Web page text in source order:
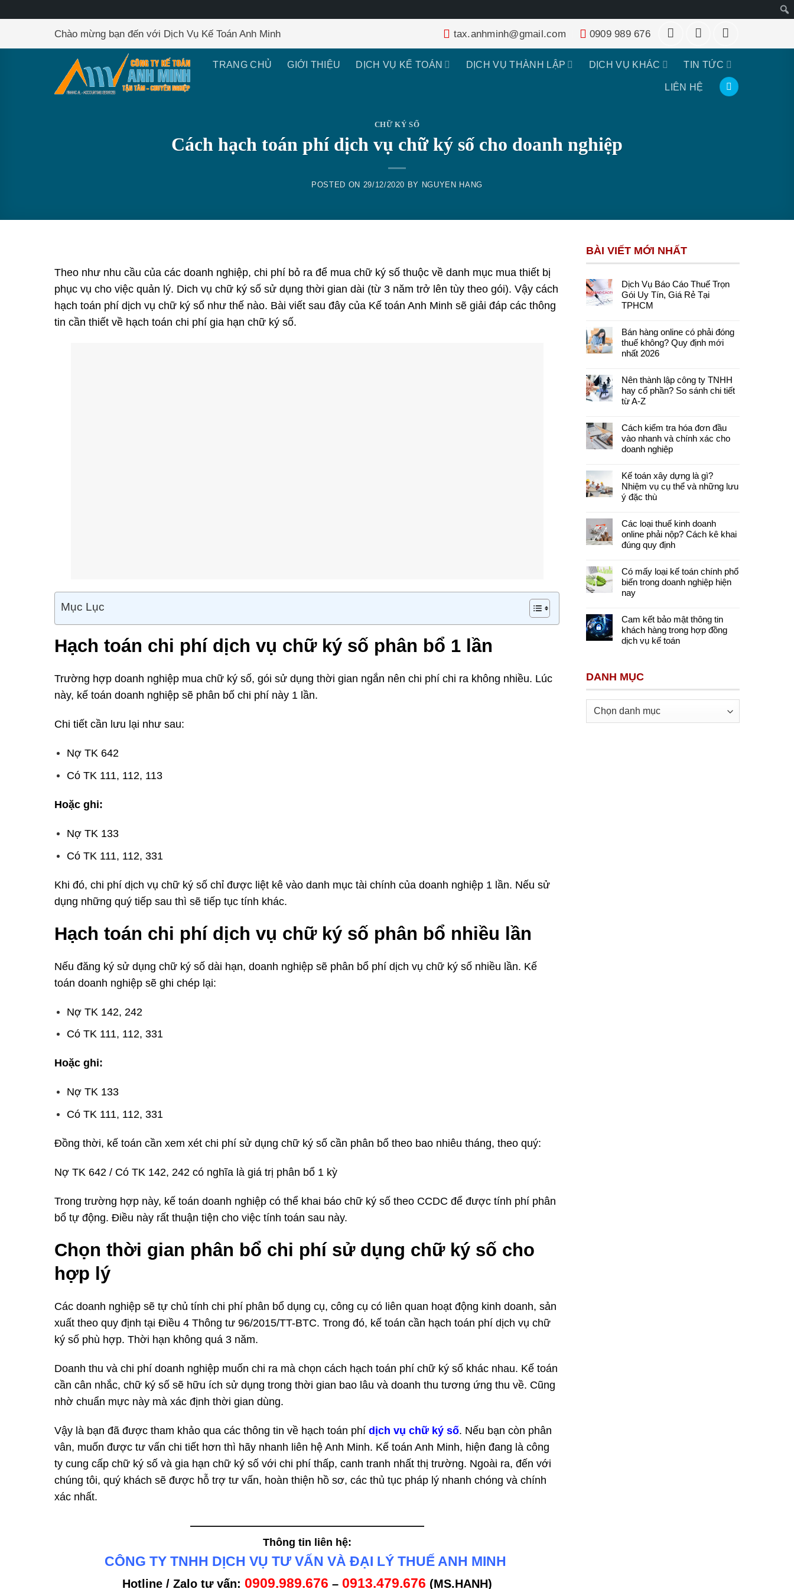
kiếm
Chào mừng bạn đến với Dịch Vụ Kế Toán Anh Minh tax.anhminh@gmail.com 0909 989 676
TRANG CHỦ GIỚI THIỆU DỊCH VỤ KẾ TOÁN DỊCH VỤ THÀNH LẬP DỊCH VỤ KHÁC TIN TỨC
LIÊN HỆ
CHỮ KÝ SỐ
Cách hạch toán phí dịch vụ chữ ký số cho doanh nghiệp
POSTED ON 29/12/2020 BY NGUYEN HANG
Theo như nhu cầu của các doanh nghiệp, chi phí bỏ ra để mua chữ ký số thuộc về danh mục mua thiết bị
phục vụ cho việc quản lý. Dich vụ chữ ký số sử dụng thời gian dài (từ 3 năm trở lên tùy theo gói). Vậy cách
hạch toán phí dịch vụ chữ ký số như thế nào. Bài viết sau đây của Kế toán Anh Minh sẽ giải đáp các thông
tin cần thiết về hạch toán chi phí gia hạn chữ ký số.
Mục Lục
Hạch toán chi phí dịch vụ chữ ký số phân bổ 1 lần
Trường hợp doanh nghiệp mua chữ ký số, gói sử dụng thời gian ngắn nên chi phí chi ra không nhiều. Lúc
này, kế toán doanh nghiệp sẽ phân bố chi phí này 1 lần.
Chi tiết cần lưu lại như sau:
Nợ TK 642
Có TK 111, 112, 113
Hoặc ghi:
Nợ TK 133
Có TK 111, 112, 331
Khi đó, chi phí dịch vụ chữ ký số chỉ được liệt kê vào danh mục tài chính của doanh nghiệp 1 lần. Nếu sử
dụng những quý tiếp sau thì sẽ tiếp tục tính khác.
Hạch toán chi phí dịch vụ chữ ký số phân bổ nhiều lần
Nếu đăng ký sử dụng chữ ký số dài hạn, doanh nghiệp sẽ phân bổ phí dịch vụ chữ ký số nhiều lần. Kế
toán doanh nghiệp sẽ ghi chép lại:
Nợ TK 142, 242
Có TK 111, 112, 331
Hoặc ghi:
Nợ TK 133
Có TK 111, 112, 331
Đồng thời, kế toán cần xem xét chi phí sử dụng chữ ký số cần phân bổ theo bao nhiêu tháng, theo quý:
Nợ TK 642 / Có TK 142, 242 có nghĩa là giá trị phân bổ 1 kỳ
Trong trường hợp này, kế toán doanh nghiệp có thể khai báo chữ ký số theo CCDC để được tính phí phân
bổ tự động. Điều này rất thuận tiện cho việc tính toán sau này.
Chọn thời gian phân bổ chi phí sử dụng chữ ký số cho
hợp lý
Các doanh nghiệp sẽ tự chủ tính chi phí phân bổ dụng cụ, công cụ có liên quan hoạt động kinh doanh, sản
xuất theo quy định tại Điều 4 Thông tư 96/2015/TT-BTC. Trong đó, kế toán cần hạch toán phí dịch vụ chữ
ký số phù hợp. Thời hạn không quá 3 năm.
Doanh thu và chi phí doanh nghiệp muốn chi ra mà chọn cách hạch toán phí chữ ký số khác nhau. Kế toán
cần cân nhắc, chữ ký số sẽ hữu ích sử dụng trong thời gian bao lâu và doanh thu tương ứng thu về. Cũng
nhờ chuẩn mực này mà xác định thời gian dùng.
Vậy là bạn đã được tham khảo qua các thông tin về hạch toán phí dịch vụ chữ ký số. Nếu bạn còn phân
vân, muốn được tư vấn chi tiết hơn thì hãy nhanh liên hệ Anh Minh. Kế toán Anh Minh, hiện đang là công
ty cung cấp chữ ký số và gia hạn chữ ký số với chi phí thấp, canh tranh nhất thị trường. Ngoài ra, đến với
chúng tôi, quý khách sẽ được hỗ trợ tư vấn, hoàn thiện hồ sơ, các thủ tục pháp lý nhanh chóng và chính
xác nhất.
——————————————————————
Thông tin liên hệ:
CÔNG TY TNHH DỊCH VỤ TƯ VẤN VÀ ĐẠI LÝ THUẾ ANH MINH
Hotline / Zalo tư vấn: 0909.989.676 – 0913.479.676 (MS.HẠNH)
BÀI VIẾT MỚI NHẤT
Dịch Vụ Báo Cáo Thuế Trọn
Gói Uy Tín, Giá Rẻ Tại
TPHCM
Bán hàng online có phải đóng
thuế không? Quy định mới
nhất 2026
Nên thành lập công ty TNHH
hay cổ phần? So sánh chi tiết
từ A-Z
Cách kiểm tra hóa đơn đầu
vào nhanh và chính xác cho
doanh nghiệp
Kế toán xây dựng là gì?
Nhiệm vụ cụ thể và những lưu
ý đặc thù
Các loại thuế kinh doanh
online phải nộp? Cách kê khai
đúng quy định
Có mấy loại kế toán chính phổ
biến trong doanh nghiệp hiện
nay
Cam kết bảo mật thông tin
khách hàng trong hợp đồng
dịch vụ kế toán
DANH MỤC
Danh